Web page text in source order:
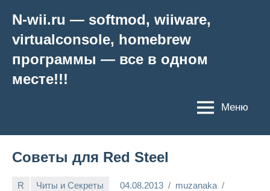
содержимому
N-wii.ru — softmod, wiiware,
virtualconsole, homebrew
программы — все в одном
месте!!!
Меню
Советы для Red Steel
R Читы и Секреты 04.08.2013
muzanaka